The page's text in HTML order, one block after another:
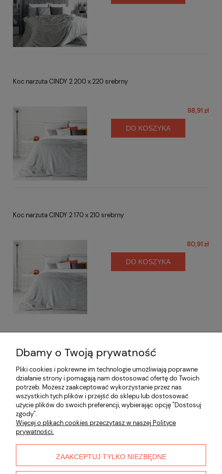
Koc narzuta CINDY 2 200 x 220 srebrny
98,91 zł
DO KOSZYKA
Koc narzuta CINDY 2 170 x 210 srebrny
80,91 zł
DO KOSZYKA
Opinie o produkcie (0)
Informacje
Płatności i dostawa
O nas
Dbamy o Twoją prywatność
Pliki cookies i pokrewne im technologie umożliwiają poprawne
działanie strony i pomagają nam dostosować ofertę do Twoich
potrzeb. Możesz zaakceptować wykorzystanie przez nas
wszystkich tych plików i przejść do sklepu lub dostosować
użycie plików do swoich preferencji, wybierając opcję "Dostosuj
zgody".
Więcej o plikach cookies przeczytasz w naszej Polityce
prywatności.
ZAAKCEPTUJ TYLKO NIEZBĘDNE